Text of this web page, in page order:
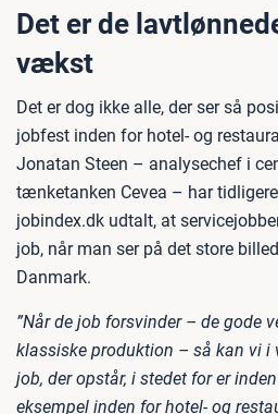
Det er de
vækst
Det er dog ikke alle, der ser så
jobfest inden for hotel- og
Jonatan Steen – analysechef i
tænketanken Cevea – har
jobindex.dk udtalt, at
job, når man ser på det store
Danmark.
”Når de job forsvinder – de gode
klassiske produktion – så kan vi i
job, der opstår, i stedet for er
eksempel inden for hotel- og